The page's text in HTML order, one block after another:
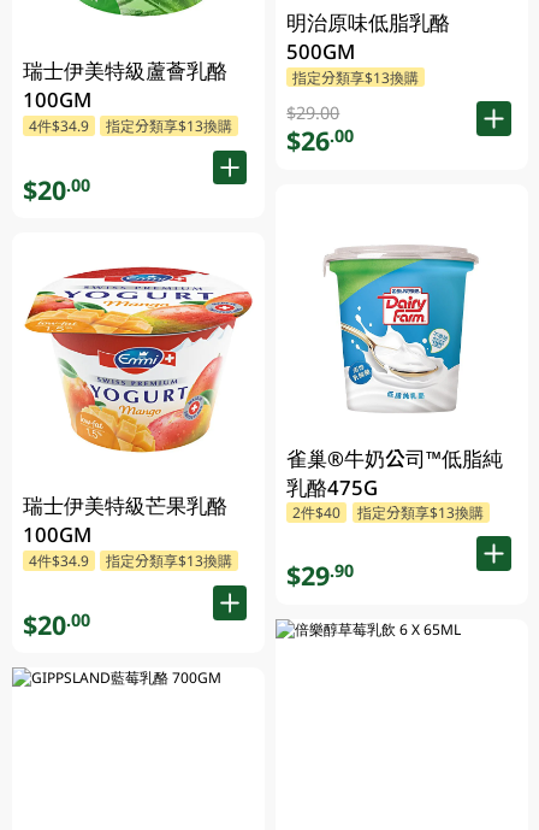
瑞士伊美特級蘆薈乳酪
100GM
4件$34.9 指定分類享$13換購
$20.00
瑞士伊美特級芒果乳酪
100GM
4件$34.9 指定分類享$13換購
$20.00
明治原味低脂乳酪
500GM
指定分類享$13換購
$29.00
$26.00
雀巢®牛奶公司™低脂純
乳酪475G
2件$40 指定分類享$13換購
$29.90